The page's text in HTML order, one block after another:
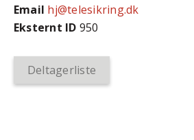
Email hj@telesikring.dk
Eksternt ID 950
Deltagerliste